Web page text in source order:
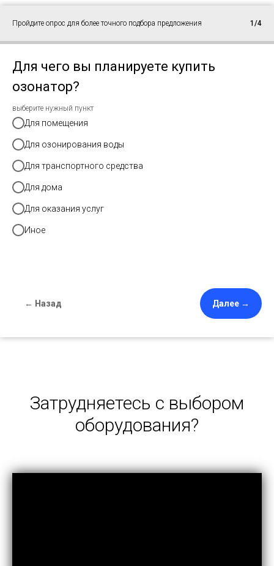
Пройдите опрос для более точного подбора предложения 1/4
Для чего вы планируете купить
озонатор?
выберите нужный пункт
Для помещения
Для озонирования воды
Для транспортного средства
Для дома
Для оказания услуг
Иное
← Назад Далее →
Затрудняетесь с выбором
оборудования?